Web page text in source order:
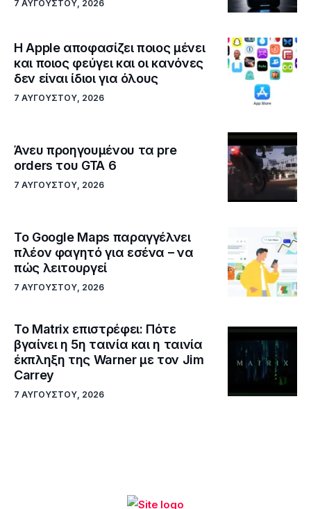
7 ΑΥΓΟΎΣΤΟΥ, 2026
Η Apple αποφασίζει ποιος μένει
και ποιος φεύγει και οι κανόνες
δεν είναι ίδιοι για όλους
7 ΑΥΓΟΎΣΤΟΥ, 2026
Άνευ προηγουμένου τα pre
orders του GTA 6
7 ΑΥΓΟΎΣΤΟΥ, 2026
Το Google Maps παραγγέλνει
πλέον φαγητό για εσένα – να
πώς λειτουργεί
7 ΑΥΓΟΎΣΤΟΥ, 2026
Το Matrix επιστρέφει: Πότε
βγαίνει η 5η ταινία και η ταινία
έκπληξη της Warner με τον Jim
Carrey
7 ΑΥΓΟΎΣΤΟΥ, 2026